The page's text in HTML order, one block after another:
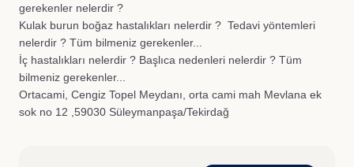
gerekenler nelerdir ?
Kulak burun boğaz hastalıkları nelerdir ? Tedavi yöntemleri
nelerdir ? Tüm bilmeniz gerekenler...
İç hastalıkları nelerdir ? Başlıca nedenleri nelerdir ? Tüm
bilmeniz gerekenler...
Ortacami, Cengiz Topel Meydanı, orta cami mah Mevlana ek
sok no 12 ,59030 Süleymanpaşa/Tekirdağ